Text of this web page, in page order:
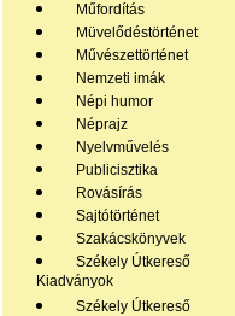
Műfordítás
Müvelődéstörténet
Művészettörténet
Nemzeti imák
Népi humor
Néprajz
Nyelvművelés
Publicisztika
Rovásírás
Sajtótörténet
Szakácskönyvek
Székely Útkereső
Kiadványok
Székely Útkereső